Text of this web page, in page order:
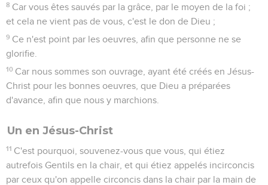
8 Car vous êtes sauvés par la grâce, par le moyen de la foi ;
et cela ne vient pas de vous, c'est le don de Dieu ;
9 Ce n'est point par les oeuvres, afin que personne ne se
glorifie.
10 Car nous sommes son ouvrage, ayant été créés en Jésus-
Christ pour les bonnes oeuvres, que Dieu a préparées
d'avance, afin que nous y marchions.
Un en Jésus-Christ
11 C'est pourquoi, souvenez-vous que vous, qui étiez
autrefois Gentils en la chair, et qui étiez appelés incirconcis
par ceux qu'on appelle circoncis dans la chair par la main de